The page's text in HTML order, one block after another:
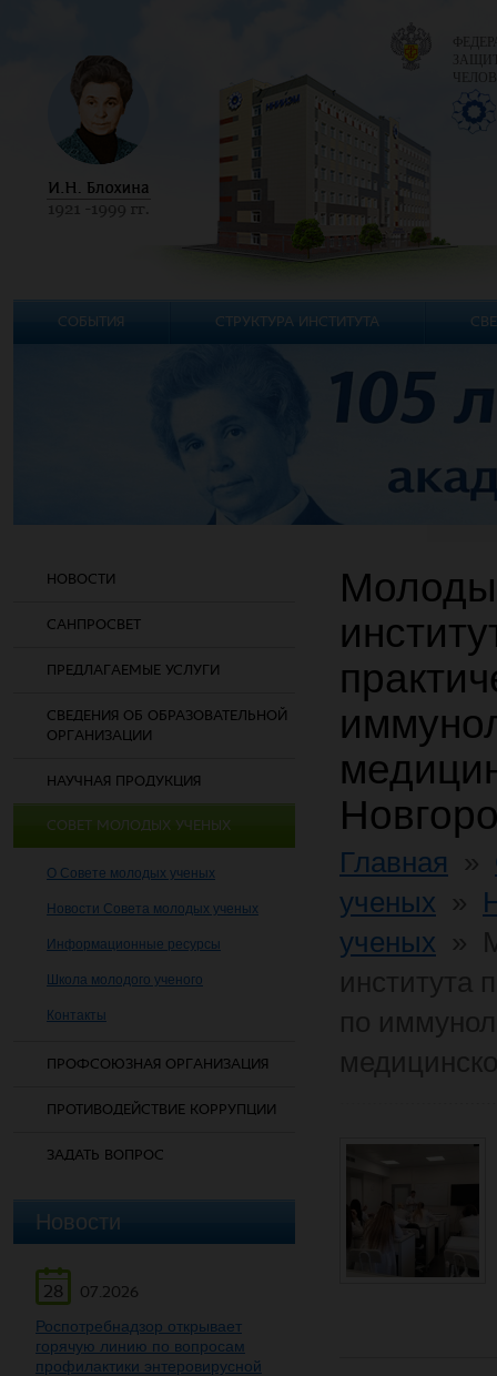
НОВОСТИ
САНПРОСВЕТ
ПРЕДЛАГАЕМЫЕ УСЛУГИ
СВЕДЕНИЯ ОБ ОБРАЗОВАТЕЛЬНОЙ
ОРГАНИЗАЦИИ
НАУЧНАЯ ПРОДУКЦИЯ
СОВЕТ МОЛОДЫХ УЧЕНЫХ
О Совете молодых ученых
Новости Совета молодых ученых
Информационные ресурсы
Школа молодого ученого
Контакты
ПРОФСОЮЗНАЯ ОРГАНИЗАЦИЯ
ПРОТИВОДЕЙСТВИЕ КОРРУПЦИИ
ЗАДАТЬ ВОПРОС
Новости
28
07.2026
Роспотребнадзор открывает
горячую линию по вопросам
профилактики энтеровирусной
Главная
ученых
ученых
СОБЫТИЯ СТРУКТУРА ИНСТИТУТА